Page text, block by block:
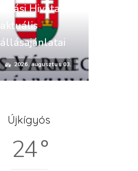
Járási Hivatal
aktuális
állásajánlatai
2026. augusztus 03.
Újkígyós
24 °